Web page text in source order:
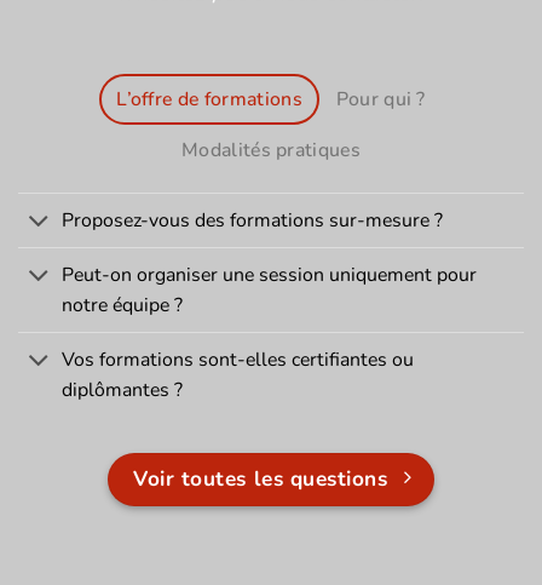
L’offre de formations
Pour qui ?
Modalités pratiques
Proposez-vous des formations sur-mesure ?
Peut-on organiser une session uniquement pour
notre équipe ?
Vos formations sont-elles certifiantes ou
diplômantes ?
Voir toutes les questions